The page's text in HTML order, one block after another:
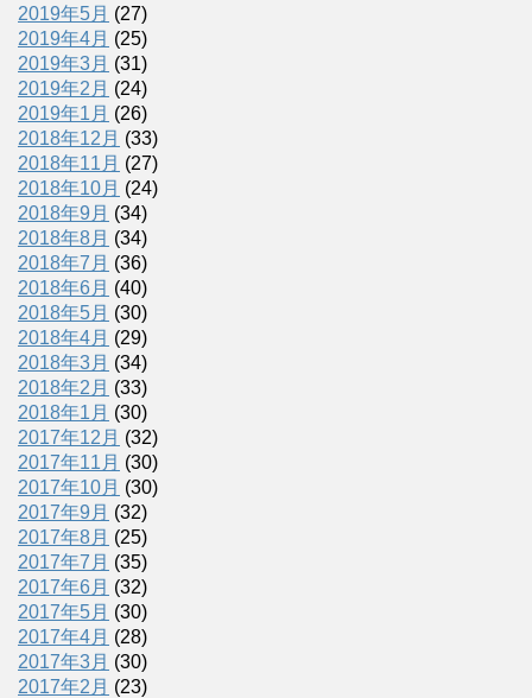
2019年5月 (27)
2019年4月 (25)
2019年3月 (31)
2019年2月 (24)
2019年1月 (26)
2018年12月 (33)
2018年11月 (27)
2018年10月 (24)
2018年9月 (34)
2018年8月 (34)
2018年7月 (36)
2018年6月 (40)
2018年5月 (30)
2018年4月 (29)
2018年3月 (34)
2018年2月 (33)
2018年1月 (30)
2017年12月 (32)
2017年11月 (30)
2017年10月 (30)
2017年9月 (32)
2017年8月 (25)
2017年7月 (35)
2017年6月 (32)
2017年5月 (30)
2017年4月 (28)
2017年3月 (30)
2017年2月 (23)